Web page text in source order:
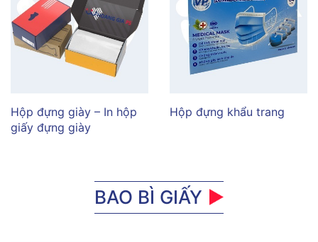
Hộp đựng giày – In hộp
giấy đựng giày
Hộp đựng khẩu trang
BAO BÌ GIẤY